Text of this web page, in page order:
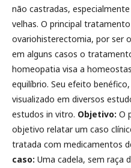
não castradas,
velhas. O principal
ovariohisterectomia, por ser
em alguns casos o
homeopatia visa a
equilíbrio. Seu efeito
visualizado em diversos
estudos in vitro. Objetivo: O
objetivo relatar um caso
tratada com medicamentos
caso: Uma cadela, sem raça